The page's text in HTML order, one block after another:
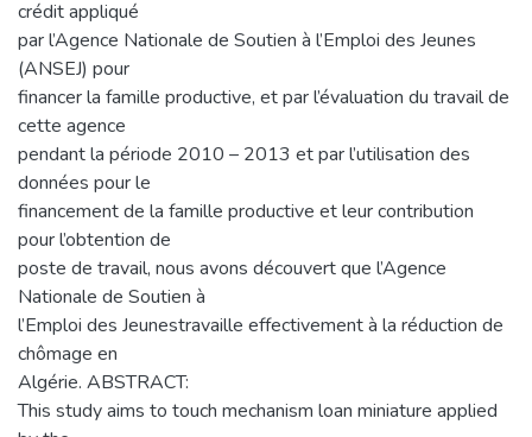
crédit appliqué
par l’Agence Nationale de Soutien à l’Emploi des Jeunes
(ANSEJ) pour
financer la famille productive, et par l’évaluation du travail de
cette agence
pendant la période 2010 – 2013 et par l’utilisation des
données pour le
financement de la famille productive et leur contribution
pour l’obtention de
poste de travail, nous avons découvert que l’Agence
Nationale de Soutien à
l’Emploi des Jeunestravaille effectivement à la réduction de
chômage en
Algérie. ABSTRACT:
This study aims to touch mechanism loan miniature applied